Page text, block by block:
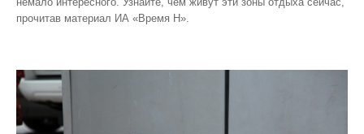
прочитав материал ИА «Время Н».